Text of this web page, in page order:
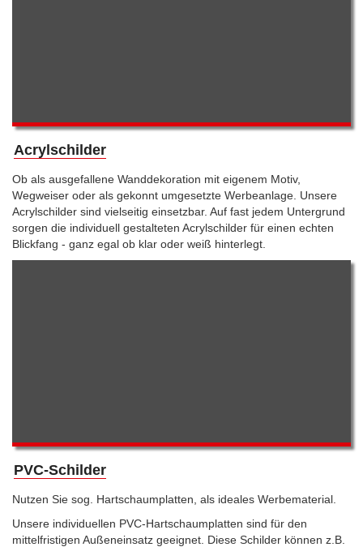
Acrylschilder
Ob als ausgefallene Wanddekoration mit eigenem Motiv,
Wegweiser oder als gekonnt umgesetzte Werbeanlage. Unsere
Acrylschilder sind vielseitig einsetzbar. Auf fast jedem Untergrund
sorgen die individuell gestalteten Acrylschilder für einen echten
Blickfang - ganz egal ob klar oder weiß hinterlegt.
PVC-Schilder
Nutzen Sie sog. Hartschaumplatten, als ideales Werbematerial.
Unsere individuellen PVC-Hartschaumplatten sind für den
mittelfristigen Außeneinsatz geeignet. Diese Schilder können z.B.